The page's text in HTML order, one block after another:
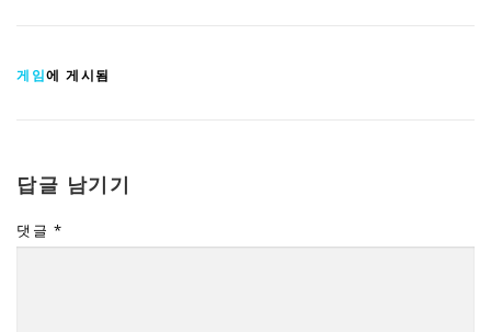
게임에 게시됨
답글 남기기
댓글 *